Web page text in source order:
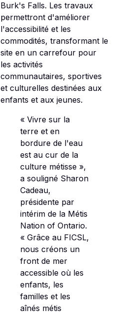
Burk's Falls. Les travaux
permettront d'améliorer
l'accessibilité et les
commodités, transformant le
site en un carrefour pour
les activités
communautaires, sportives
et culturelles destinées aux
enfants et aux jeunes.
« Vivre sur la
terre et en
bordure de l'eau
est au cur de la
culture métisse »,
a souligné Sharon
Cadeau,
présidente par
intérim de la Métis
Nation of Ontario.
« Grâce au FICSL,
nous créons un
front de mer
accessible où les
enfants, les
familles et les
aînés métis